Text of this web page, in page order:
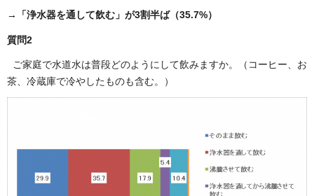
→「浄水器を通して飲む」が3割半ば（35.7%）
質問2
ご家庭で水道水は普段どのようにして飲みますか。（コーヒー、お
茶、冷蔵庫で冷やしたものも含む。）